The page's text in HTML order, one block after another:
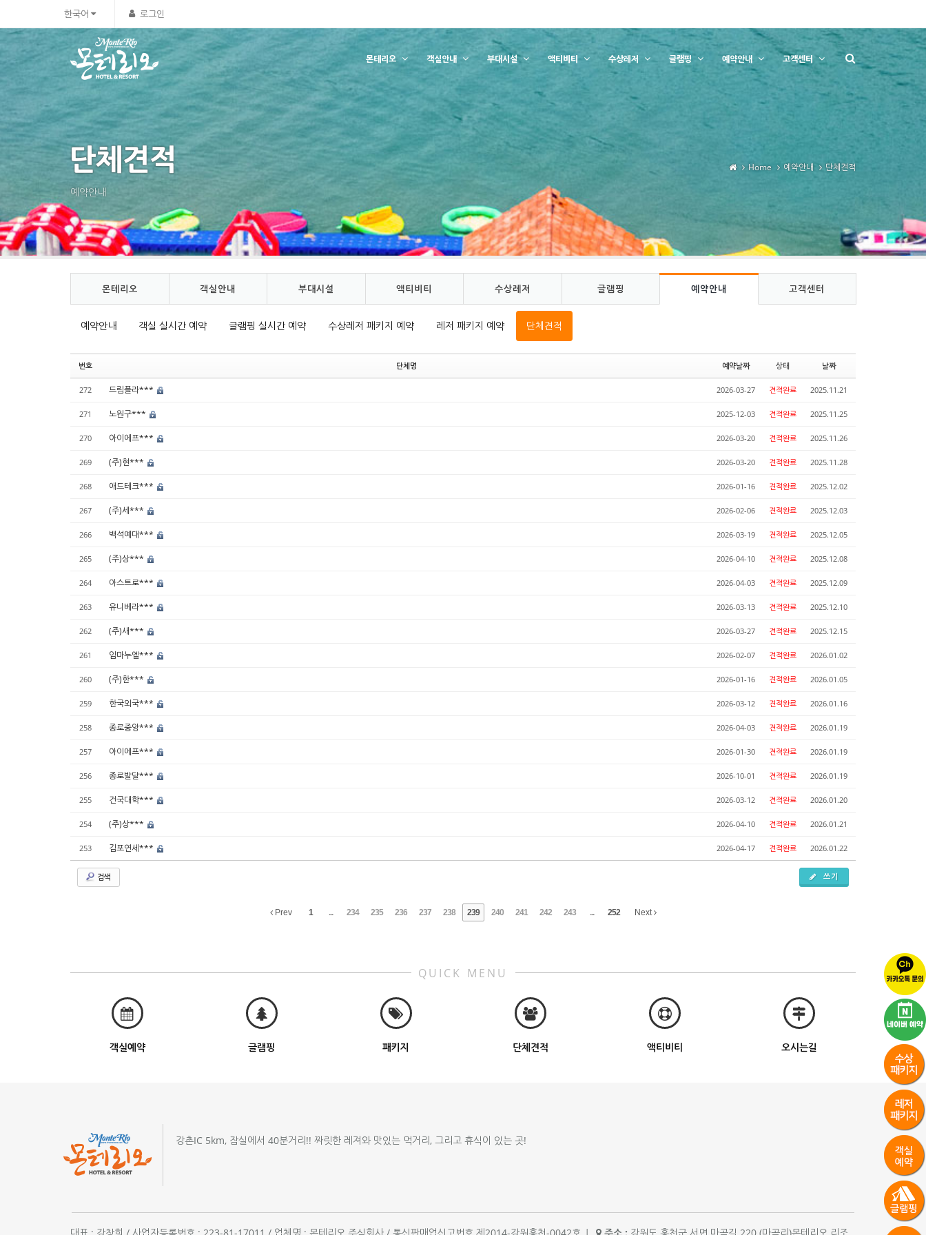
한국어 로그인
몬테리오 객실안내 부대시설 액티비티 수상레저 글램핑 예약안내 고객센터
단체견적
예약안내
Home 예약안내 단체견적
몬테리오 객실안내 부대시설 액티비티 수상레저 글램핑 예약안내 고객센터
예약안내 객실 실시간 예약 글램핑 실시간 예약 수상레저 패키지 예약 레저 패키지 예약 단체견적
번호 단체명 예약날짜 상태 날짜
272 드림플라*** 2026-03-27 견적완료 2025.11.21
271 노원구*** 2025-12-03 견적완료 2025.11.25
270 아이에프*** 2026-03-20 견적완료 2025.11.26
269 (주)현*** 2026-03-20 견적완료 2025.11.28
268 애드테크*** 2026-01-16 견적완료 2025.12.02
267 (주)세*** 2026-02-06 견적완료 2025.12.03
266 백석예대*** 2026-03-19 견적완료 2025.12.05
265 (주)상*** 2026-04-10 견적완료 2025.12.08
264 아스트로*** 2026-04-03 견적완료 2025.12.09
263 유니베라*** 2026-03-13 견적완료 2025.12.10
262 (주)새*** 2026-03-27 견적완료 2025.12.15
261 임마누엘*** 2026-02-07 견적완료 2026.01.02
260 (주)한*** 2026-01-16 견적완료 2026.01.05
259 한국외국*** 2026-03-12 견적완료 2026.01.16
258 종로중앙*** 2026-04-03 견적완료 2026.01.19
257 아이에프*** 2026-01-30 견적완료 2026.01.19
256 종로발달*** 2026-10-01 견적완료 2026.01.19
255 건국대학*** 2026-03-12 견적완료 2026.01.20
254 (주)상*** 2026-04-10 견적완료 2026.01.21
253 김포연세*** 2026-04-17 견적완료 2026.01.22
검색 쓰기
Prev 1 ... 234 235 236 237 238 239 240 241 242 243 ... 252 Next
QUICK MENU
객실예약 글램핑 패키지 단체견적 액티비티 오시는길
강촌IC 5km, 잠실에서 40분거리!! 짜릿한 레져와 맛있는 먹거리, 그리고 휴식이 있는 곳!
Sketchbook5, 스케치북5